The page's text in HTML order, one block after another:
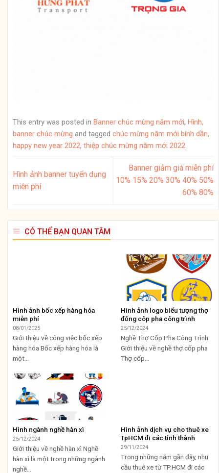
This entry was posted in Banner chúc mừng năm mới, Hình,
banner chúc mừng and tagged chúc mừng năm mới bính dần,
happy new year 2022, thiệp chúc mừng năm mới 2022.
Hình ảnh banner tuyển dụng
miễn phí
Banner giảm giá miễn phí
10% 15% 20% 30% 40% 50%
60% 80%
CÓ THỂ BẠN QUAN TÂM
Hình ảnh bốc xếp hàng hóa
miễn phí
08/01/2025
Giới thiệu về công việc bốc xếp
hàng hóa Bốc xếp hàng hóa là
một...
Hinh ảnh logo biểu tượng thợ
đống côp pha công trình
25/12/2024
Nghề Thợ Cốp Pha Công Trình
Giới thiệu về nghề thợ cốp pha
Thợ cốp...
Hình ngành nghề hàn xì
25/12/2024
Giới thiệu về nghề hàn xì Nghề
hàn xì là một trong những ngành
nghề...
Hình ảnh dịch vụ cho thuê xe
TpHCM đi các tỉnh thành
29/11/2024
Trong những năm gần đây, nhu
cầu thuê xe từ TP.HCM đi các